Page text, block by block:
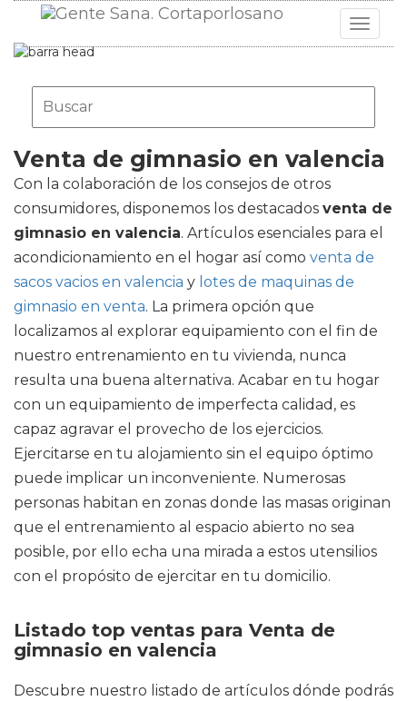
Toggle
Venta de gimnasio en valencia
Con la colaboración de los consejos de otros
consumidores, disponemos los destacados venta de
gimnasio en valencia. Artículos esenciales para el
acondicionamiento en el hogar así como venta de
sacos vacios en valencia y lotes de maquinas de
gimnasio en venta. La primera opción que
localizamos al explorar equipamiento con el fin de
nuestro entrenamiento en tu vivienda, nunca
resulta una buena alternativa. Acabar en tu hogar
con un equipamiento de imperfecta calidad, es
capaz agravar el provecho de los ejercicios.
Ejercitarse en tu alojamiento sin el equipo óptimo
puede implicar un inconveniente. Numerosas
personas habitan en zonas donde las masas originan
que el entrenamiento al espacio abierto no sea
posible, por ello echa una mirada a estos utensilios
con el propósito de ejercitar en tu domicilio.
Listado top ventas para Venta de
gimnasio en valencia
Descubre nuestro listado de artículos dónde podrás